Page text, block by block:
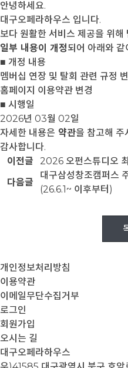
안녕하세요.
대구오페라하우스 입니다.
보다 원활한 서비스 제공을 위해
일부 내용이 개정되어 아래와 같
■ 개정 내용
멤버십 연장 및 탈회 관련 규정
홈페이지 이용약관 변경
■ 시행일
2026년 03월 02일
자세한 내용은 약관을 참고해 주
감사합니다.
이전글
2026 오펀스튜디오
다음글
대구삼성창조캠퍼스
(26.6.1~ 이후부터)
개인정보처리방침
이용약관
이메일무단수집거부
로그인
회원가입
오시는 길
대구오페라하우스